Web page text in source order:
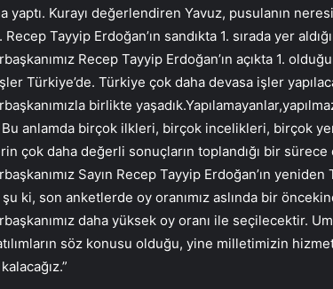
yaptı. Kurayı değerlendiren Yavuz, pusulanın
Tayyip Erdoğan’ın sandıkta 1. sırada yer
Recep Tayyip Erdoğan’ın açıkta 1.
Türkiye’de. Türkiye çok daha devasa işler
birlikte
Bu anlamda birçok ilkleri, birçok incelikleri, birçok
çok daha değerli sonuçların toplandığı bir
Sayın Recep Tayyip Erdoğan’ın
ki, son anketlerde oy oranımız aslında bir
daha yüksek oy oranı ile seçilecektir.
söz konusu olduğu, yine milletimizin